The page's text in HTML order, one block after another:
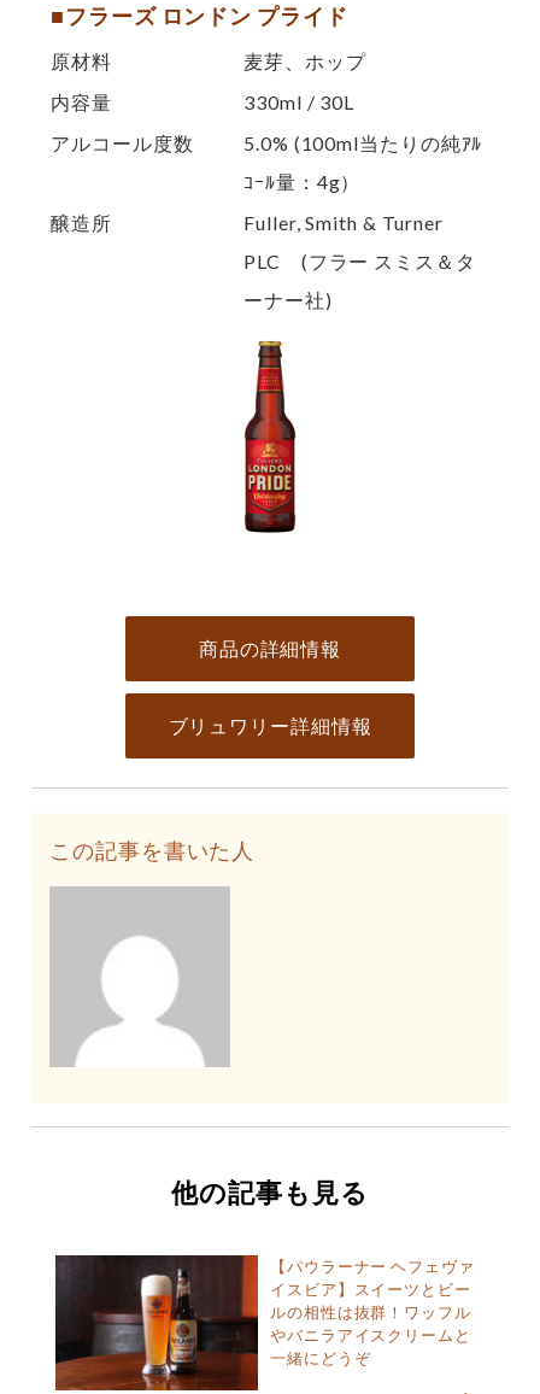
■フラーズ ロンドン プライド
原材料
麦芽、ホップ
内容量
330ml / 30L
アルコール度数
5.0% (100ml当たりの純ｱﾙ
ｺｰﾙ量：4g）
醸造所
Fuller, Smith & Turner
PLC (フラー スミス＆タ
ーナー社)
商品の詳細情報
ブリュワリー詳細情報
この記事を書いた人
他の記事も見る
【パウラーナー ヘフェヴァ
イスビア】スイーツとビー
ルの相性は抜群！ワッフル
やバニラアイスクリームと
一緒にどうぞ